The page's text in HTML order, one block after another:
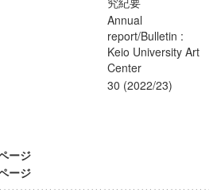
Annual
report/Bulletin :
Keio University Art
Center
30 (2022/23)
ージ
ージ